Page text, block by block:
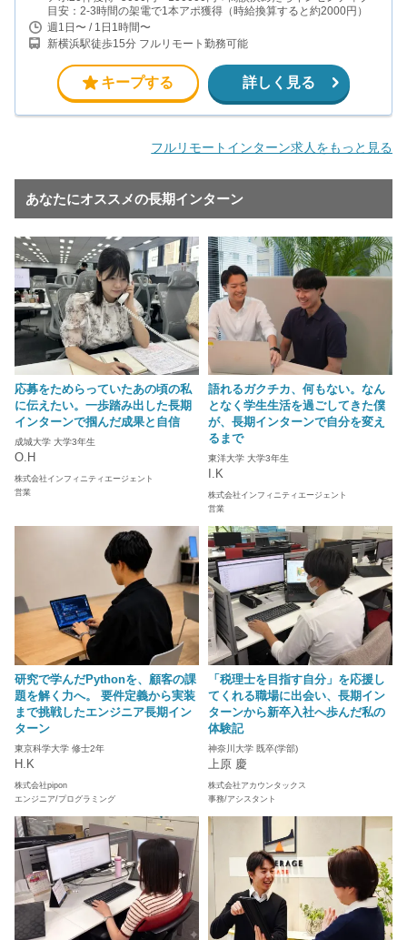
目安：2-3時間の架電で1本アポ獲得（時給換算すると約2000円）
週1日〜 / 1日1時間〜
新横浜駅徒歩15分 フルリモート勤務可能
キープする 詳しく見る
フルリモートインターン求人をもっと見る
あなたにオススメの長期インターン
応募をためらっていたあの頃の私
に伝えたい。一歩踏み出した長期
インターンで掴んだ成果と自信
成城大学 大学3年生
O.H
株式会社インフィニティエージェント
営業
語れるガクチカ、何もない。なん
となく学生生活を過ごしてきた僕
が、長期インターンで自分を変え
るまで
東洋大学 大学3年生
I.K
株式会社インフィニティエージェント
営業
研究で学んだPythonを、顧客の課
題を解く力へ。 要件定義から実装
まで挑戦したエンジニア長期イン
ターン
東京科学大学 修士2年
H.K
株式会社pipon
エンジニア/プログラミング
「税理士を目指す自分」を応援し
てくれる職場に出会い、長期イン
ターンから新卒入社へ歩んだ私の
体験記
神奈川大学 既卒(学部)
上原 慶
株式会社アカウンタックス
事務/アシスタント